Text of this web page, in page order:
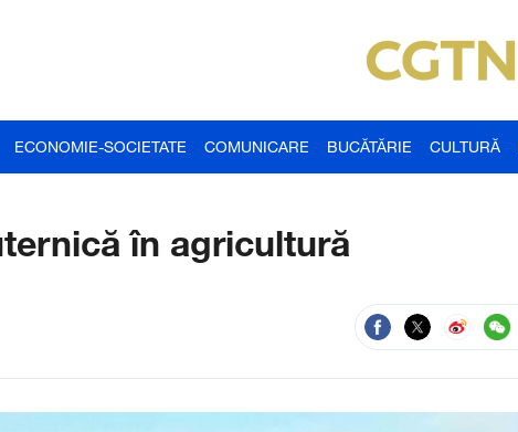
ECONOMIE-SOCIETATE COMUNICARE BUCĂTĂRIE CULTURĂ
în agricultură